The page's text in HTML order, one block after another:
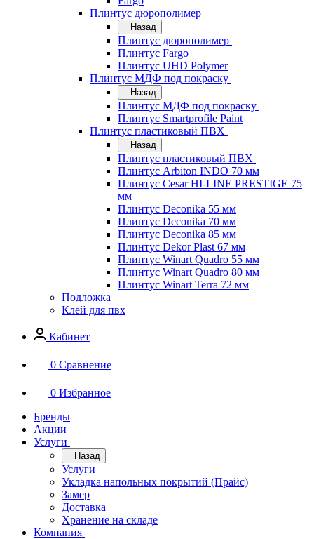
Плинтус дюрополимер
Назад
Плинтус дюрополимер
Плинтус Fargo
Плинтус UHD Polymer
Плинтус МДФ под покраску
Назад
Плинтус МДФ под покраску
Плинтус Smartprofile Paint
Плинтус пластиковый ПВХ
Назад
Плинтус пластиковый ПВХ
Плинтус Arbiton INDO 70 мм
Плинтус Cesar HI-LINE PRESTIGE 75
мм
Плинтус Deconika 55 мм
Плинтус Deconika 70 мм
Плинтус Deconika 85 мм
Плинтус Dekor Plast 67 мм
Плинтус Winart Quadro 55 мм
Плинтус Winart Quadro 80 мм
Плинтус Winart Terra 72 мм
Подложка
Клей для пвх
Кабинет
0 Сравнение
0 Избранное
Бренды
Акции
Услуги
Назад
Услуги
Укладка напольных покрытий (Прайс)
Замер
Доставка
Хранение на складе
Компания